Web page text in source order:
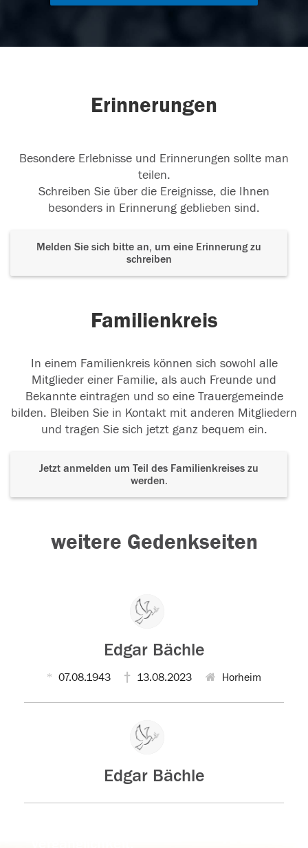
Erinnerungen
Besondere Erlebnisse und Erinnerungen sollte man
teilen.
Schreiben Sie über die Ereignisse, die Ihnen
besonders in Erinnerung geblieben sind.
Melden Sie sich bitte an, um eine Erinnerung zu
schreiben
Familienkreis
In einem Familienkreis können sich sowohl alle
Mitglieder einer Familie, als auch Freunde und
Bekannte eintragen und so eine Trauergemeinde
bilden. Bleiben Sie in Kontakt mit anderen Mitgliedern
und tragen Sie sich jetzt ganz bequem ein.
Jetzt anmelden um Teil des Familienkreises zu
werden.
weitere Gedenkseiten
Edgar Bächle
07.08.1943 13.08.2023 Horheim
Edgar Bächle